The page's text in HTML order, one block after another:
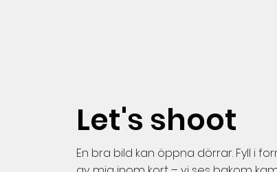
Let's shoot
En bra bild kan öppna dörrar. Fyll i